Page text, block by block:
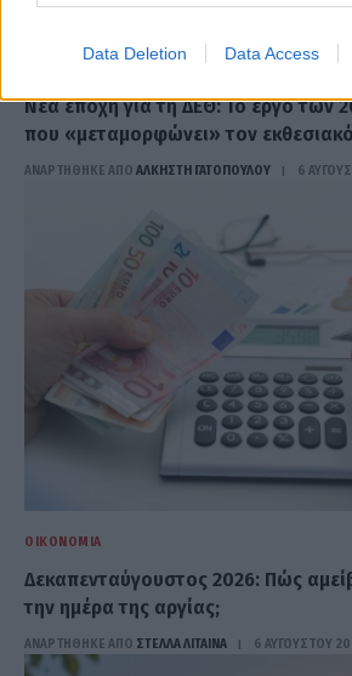
Data Deletion Data Access
Νέα εποχή για τη ΔΕΘ: Το έργο των
που «μεταμορφώνει» τον
ΑΝΑΡΤΗΘΗΚΕ ΑΠΟ ΆΛΚΗΣΤΗ ΓΑΤΟΠΟΎΛΟΥ 6
ΟΙΚΟΝΟΜΊΑ
Δεκαπενταύγουστος 2026: Πώς
την ημέρα της αργίας;
ΑΝΑΡΤΗΘΗΚΕ ΑΠΟ ΣΤΈΛΛΑ ΛΊΤΑΙΝΑ 6 ΑΥΓΟΎΣΤΟΥ